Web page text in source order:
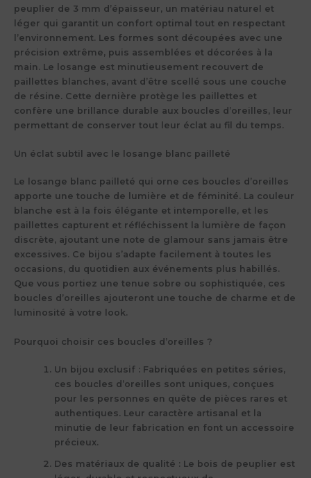
peuplier de 3 mm d’épaisseur, un matériau naturel et
léger qui garantit un confort optimal tout en respectant
l’environnement. Les formes sont découpées avec une
précision extrême, puis assemblées et décorées à la
main. Le losange est minutieusement recouvert de
paillettes blanches, avant d’être scellé sous une couche
de résine. Cette dernière protège les paillettes et
confère une brillance durable aux boucles d’oreilles, leur
permettant de conserver tout leur éclat au fil du temps.
Un éclat subtil avec le losange blanc pailleté
Le losange blanc pailleté qui orne ces boucles d’oreilles
apporte une touche de lumière et de féminité. La couleur
blanche est à la fois élégante et intemporelle, et les
paillettes capturent et réfléchissent la lumière de façon
discrète, ajoutant une note de glamour sans jamais être
excessives. Ce bijou s’adapte facilement à toutes les
occasions, du quotidien aux événements plus habillés.
Que vous portiez une tenue sobre ou sophistiquée, ces
boucles d’oreilles ajouteront une touche de charme et de
luminosité à votre look.
Pourquoi choisir ces boucles d’oreilles ?
Un bijou exclusif : Fabriquées en petites séries,
ces boucles d’oreilles sont uniques, conçues
pour les personnes en quête de pièces rares et
authentiques. Leur caractère artisanal et la
minutie de leur fabrication en font un accessoire
précieux.
Des matériaux de qualité : Le bois de peuplier est